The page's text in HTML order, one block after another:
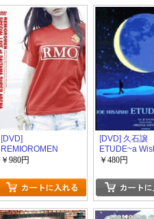
[DVD]
REMIOROMEN
SPECIAL LIVE AT
ARENA
￥980円
[DVD] 久石譲
ETUDE~a
Moon~
￥480円